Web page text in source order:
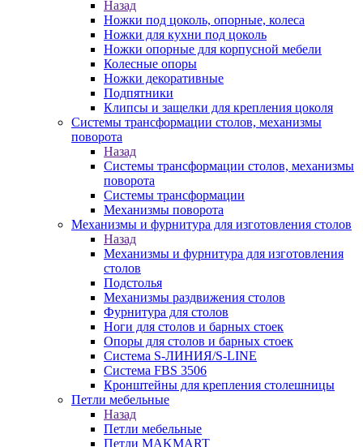
Назад
Ножки под цоколь, опорные, колеса
Ножки для кухни под цоколь
Ножки опорные для корпусной мебели
Колесные опоры
Ножки декоративные
Подпятники
Клипсы и защелки для крепления цоколя
Системы трансформации столов, механизмы
поворота
Назад
Системы трансформации столов, механизмы
поворота
Системы трансформации
Механизмы поворота
Механизмы и фурнитура для изготовления столов
Назад
Механизмы и фурнитура для изготовления
столов
Подстолья
Механизмы раздвижения столов
Фурнитура для столов
Ноги для столов и барных стоек
Опоры для столов и барных стоек
Система S-ЛИНИЯ/S-LINE
Система FBS 3506
Кронштейны для крепления столешницы
Петли мебельные
Назад
Петли мебельные
Петли MAKMART